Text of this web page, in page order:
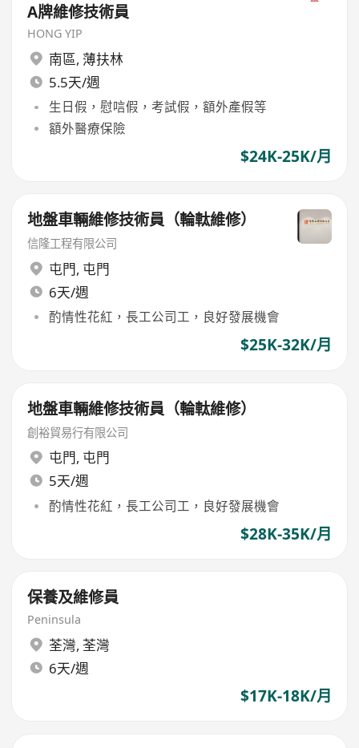
A牌維修技術員
HONG YIP
南區, 薄扶林
5.5天/週
生日假，慰唁假，考試假，額外產假等
額外醫療保險
$24K-25K/月
地盤車輛維修技術員（輪軚維修）
信隆工程有限公司
屯門, 屯門
6天/週
酌情性花紅，長工公司工，良好發展機會
$25K-32K/月
地盤車輛維修技術員（輪軚維修）
創裕貿易行有限公司
屯門, 屯門
5天/週
酌情性花紅，長工公司工，良好發展機會
$28K-35K/月
保養及維修員
Peninsula
荃灣, 荃灣
6天/週
$17K-18K/月